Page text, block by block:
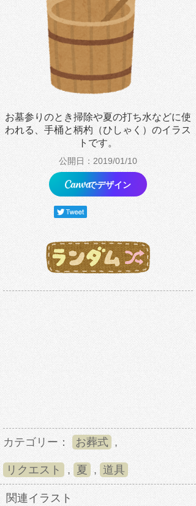
お墓参りのとき掃除や夏の打ち水などに使
われる、手桶と柄杓（ひしゃく）のイラス
トです。
公開日：2019/01/10
でデザイン
カテゴリー： お葬式 ,
リクエスト , 夏 , 道具
関連イラスト